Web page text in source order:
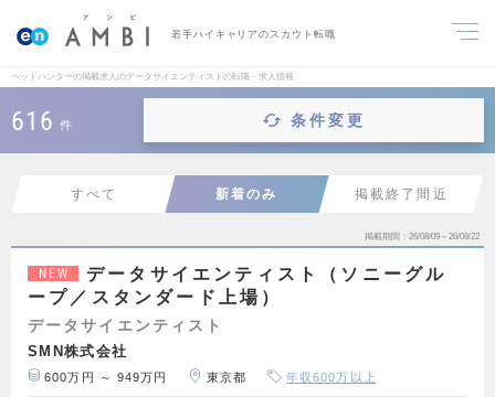
若手ハイキャリアのスカウト転職
ヘッドハンターの掲載求人のデータサイエンティストの転職・求人情報
616 件 条件変更
すべて 新着のみ 掲載終了間近
掲載期間 26/08/09～26/08/22
NEW
データサイエンティスト（ソニーグル
ープ／スタンダード上場）
データサイエンティスト
SMN株式会社
600万円 ～ 949万円 東京都 年収600万以上